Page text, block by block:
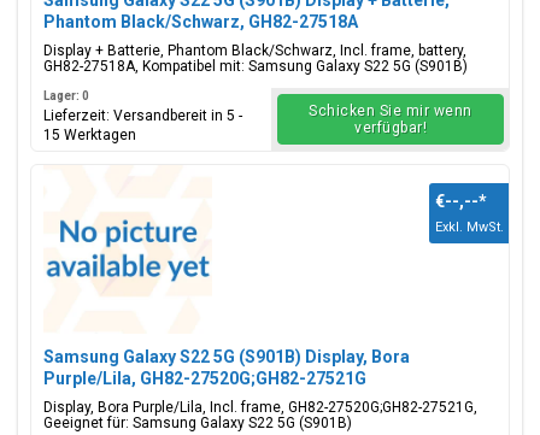
Phantom Black/Schwarz, GH82-27518A
Display + Batterie, Phantom Black/Schwarz, Incl. frame, battery,
GH82-27518A, Kompatibel mit: Samsung Galaxy S22 5G (S901B)
Lager: 0
Lieferzeit: Versandbereit in 5 -
15 Werktagen
Schicken Sie mir wenn
verfügbar!
Samsung Galaxy S22 5G (S901B) Display, Bora
Purple/Lila, GH82-27520G;GH82-27521G
Display, Bora Purple/Lila, Incl. frame, GH82-27520G;GH82-27521G,
Geeignet für: Samsung Galaxy S22 5G (S901B)
€--,--*
Exkl. MwSt.